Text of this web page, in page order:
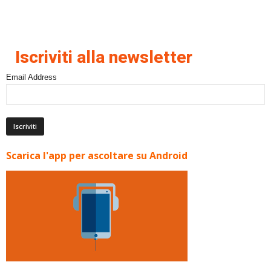
Iscriviti alla newsletter
Email Address
Scarica l'app per ascoltare su Android